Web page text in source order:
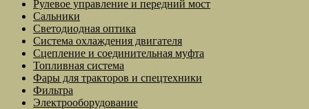
Рулевое управление и передний мост
Сальники
Светодиодная оптика
Система охлаждения двигателя
Сцепление и соединительная муфта
Топливная система
Фары для тракторов и спецтехники
Фильтра
Электрооборудование